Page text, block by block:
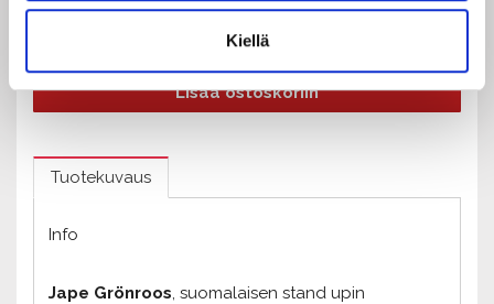
Kiellä
Lisää ostoskoriin
Tuotekuvaus
Info
Jape Grönroos , suomalaisen stand upin